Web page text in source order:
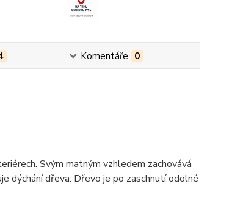
Komentáře 0
Svým matným vzhledem zachovává
dýchání dřeva. Dřevo je po zaschnutí odolné